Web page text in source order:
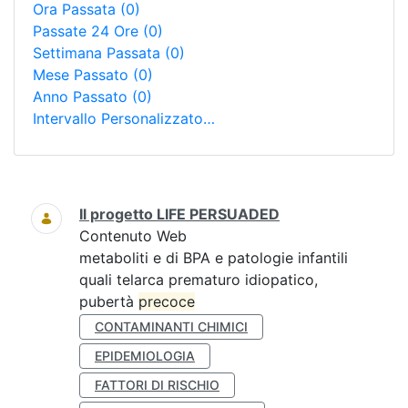
Ora Passata (0)
Passate 24 Ore (0)
Settimana Passata (0)
Mese Passato (0)
Anno Passato (0)
Intervallo Personalizzato…
Ricerca
Il progetto LIFE PERSUADED
Contenuto Web
metaboliti e di BPA e patologie infantili
quali telarca prematuro idiopatico,
pubertà precoce
CONTAMINANTI CHIMICI
EPIDEMIOLOGIA
FATTORI DI RISCHIO